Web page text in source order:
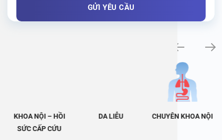
KHOA NỘI – HỒI
SỨC CẤP CỨU
DA LIỄU CHUYÊN KHOA NỘI